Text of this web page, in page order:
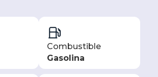
Combustible
Gasolina